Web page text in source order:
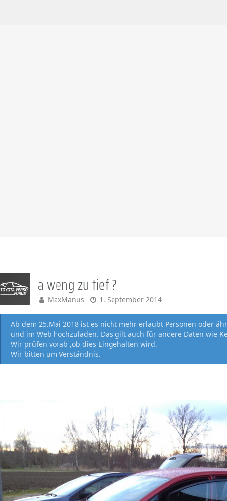
a weng zu tief ?
MaxManus 1. September 2014
Ab dem 25.Mai 2018 ist es nicht mehr erlaubt Personen oder
und im Web hochzuladen. Das gilt auch für andere Daten wie
Wir prüfen vorab ,ob dies Eingehalten wird.
Wir bitten um Verständnis.